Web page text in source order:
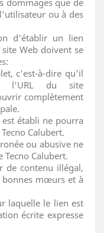
dommages que de
ou à des
d'établir un lien
Web doivent se
c'est-à-dire qu'il
l'URL du site
complètement
établi ne pourra
Calubert.
ou abusive ne
Tecno Calubert.
de contenu illégal,
mœurs et à
laquelle le lien est
écrite expresse